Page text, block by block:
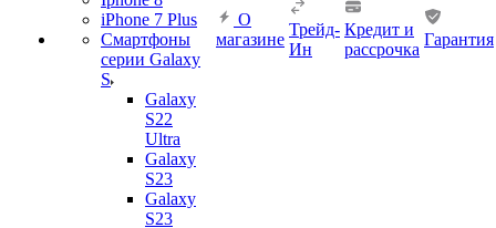
iPhone 7 Plus
Смартфоны
серии Galaxy
S
Galaxy
S22
Ultra
Galaxy
S23
Galaxy
S23
О
магазине
Трейд-
Ин
Кредит и
рассрочка
Гарантия